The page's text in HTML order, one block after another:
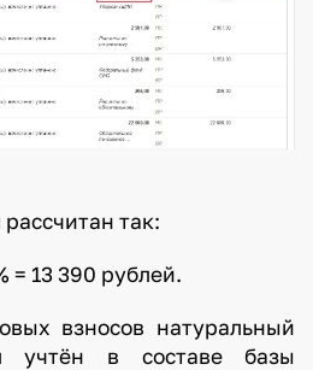
так:
= 13 390 рублей.
взносов натуральный
учтён в составе базы